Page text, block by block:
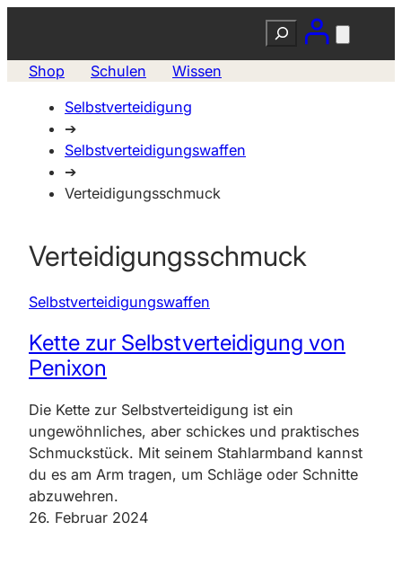
springen
Suchen
Shop Schulen Wissen
Selbstverteidigung
➔
Selbstverteidigungswaffen
➔
Verteidigungsschmuck
Verteidigungsschmuck
Selbstverteidigungswaffen
Kette zur Selbstverteidigung von
Penixon
Die Kette zur Selbstverteidigung ist ein
ungewöhnliches, aber schickes und praktisches
Schmuckstück. Mit seinem Stahlarmband kannst
du es am Arm tragen, um Schläge oder Schnitte
abzuwehren.
26. Februar 2024